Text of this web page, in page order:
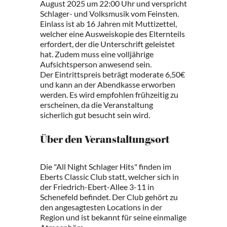
August 2025 um 22:00 Uhr und verspricht
Schlager- und Volksmusik vom Feinsten.
Einlass ist ab 16 Jahren mit Muttizettel,
welcher eine Ausweiskopie des Elternteils
erfordert, der die Unterschrift geleistet
hat. Zudem muss eine volljährige
Aufsichtsperson anwesend sein.
Der Eintrittspreis beträgt moderate 6,50€
und kann an der Abendkasse erworben
werden. Es wird empfohlen frühzeitig zu
erscheinen, da die Veranstaltung
sicherlich gut besucht sein wird.
Über den Veranstaltungsort
Die "All Night Schlager Hits" finden im
Eberts Classic Club statt, welcher sich in
der Friedrich-Ebert-Allee 3-11 in
Schenefeld befindet. Der Club gehört zu
den angesagtesten Locations in der
Region und ist bekannt für seine einmalige